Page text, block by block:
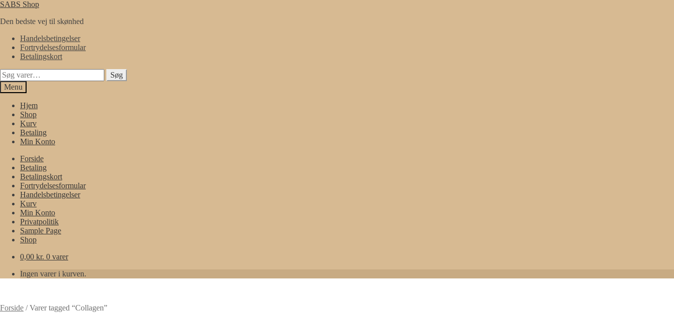
Spring
navigation
Spring
indhold
SABS Shop
Den bedste vej til skønhed
Handelsbetingelser
Fortrydelsesformular
Betalingskort
Søg
efter:
Søg
Menu
Hjem
Shop
Kurv
Betaling
Min Konto
Forside
Betaling
Betalingskort
Fortrydelsesformular
Handelsbetingelser
Kurv
Min Konto
Privatpolitik
Sample Page
Shop
0,00 kr. 0 varer
Ingen varer i kurven.
Forside /Varer tagged “Collagen”